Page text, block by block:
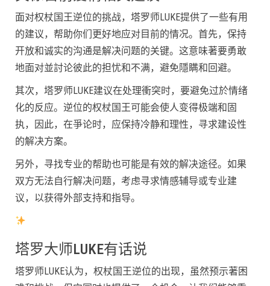
面对权杖国王逆位的挑战，塔罗师LUKE提供了一些有用
的建议，帮助你们更好地应对目前的情况。首先，保持
开放和诚实的沟通是解决问题的关键。这意味著要勇敢
地面对並討论彼此的担忧和不满，避免隱瞒和回避。
其次，塔罗师LUKE建议在处理衝突时，要避免过於情绪
化的反应。逆位的权杖国王可能会使人变得极端和固
执，因此，在爭论时，应保持冷静和理性，寻求建设性
的解决方案。
另外，寻找专业的帮助也可能是有效的解决途径。如果
双方无法自行解决问题，考虑寻求情感辅导或专业建
议，以获得外部支持和指导。
塔罗大师LUKE有话说
塔罗师LUKE认为，权杖国王逆位的出现，虽然预示著困